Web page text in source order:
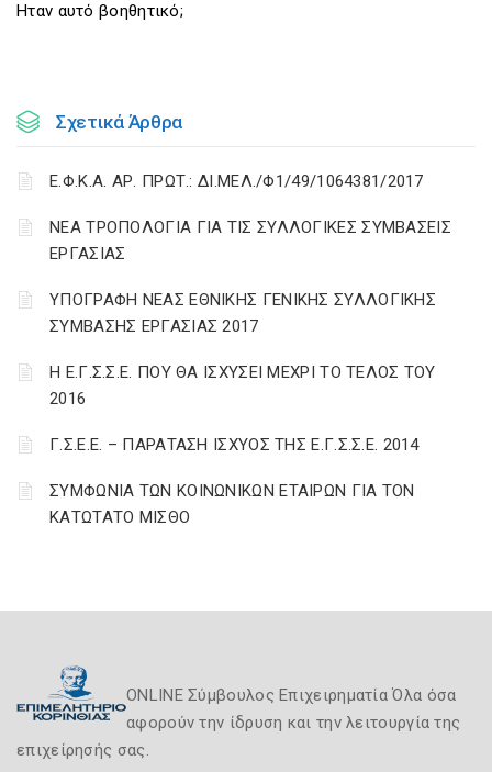
Ηταν αυτό βοηθητικό;
Σχετικά Άρθρα
Ε.Φ.Κ.Α. ΑΡ. ΠΡΩΤ.: ΔΙ.ΜΕΛ./Φ1/49/1064381/2017
ΝΕΑ ΤΡΟΠΟΛΟΓΙΑ ΓΙΑ ΤΙΣ ΣΥΛΛΟΓΙΚΕΣ ΣΥΜΒΑΣΕΙΣ
ΕΡΓΑΣΙΑΣ
ΥΠΟΓΡΑΦΗ ΝΕΑΣ ΕΘΝΙΚΗΣ ΓΕΝΙΚΗΣ ΣΥΛΛΟΓΙΚΗΣ
ΣΥΜΒΑΣΗΣ ΕΡΓΑΣΙΑΣ 2017
Η Ε.Γ.Σ.Σ.Ε. ΠΟΥ ΘΑ ΙΣΧΥΣΕΙ ΜΕΧΡΙ ΤΟ ΤΕΛΟΣ ΤΟΥ
2016
Γ.Σ.Ε.Ε. – ΠΑΡΑΤΑΣΗ ΙΣΧΥΟΣ ΤΗΣ Ε.Γ.Σ.Σ.Ε. 2014
ΣΥΜΦΩΝΙΑ ΤΩΝ ΚΟΙΝΩΝΙΚΩΝ ΕΤΑΙΡΩΝ ΓΙΑ ΤΟΝ
ΚΑΤΩΤΑΤΟ ΜΙΣΘΟ
ONLINE Σύμβουλος Επιχειρηματία Όλα όσα
αφορούν την ίδρυση και την λειτουργία της
επιχείρησής σας.